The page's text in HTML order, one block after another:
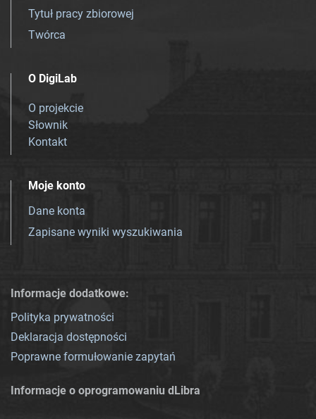
Tytuł pracy zbiorowej
Twórca
O DigiLab
O projekcie
Słownik
Kontakt
Moje konto
Dane konta
Zapisane wyniki wyszukiwania
Informacje dodatkowe:
Polityka prywatności
Deklaracja dostępności
Poprawne formułowanie zapytań
Informacje o oprogramowaniu dLibra